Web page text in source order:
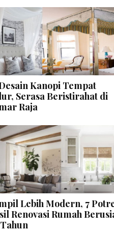
Kanopi Tempat
Serasa Beristirahat di
Raja
Lebih Modern, 7
Renovasi Rumah